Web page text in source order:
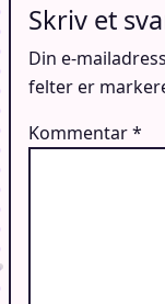
Skriv et
Din e-
felter er
Kommentar*